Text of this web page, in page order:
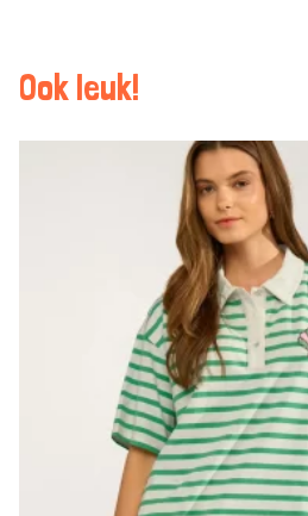
Ook leuk!